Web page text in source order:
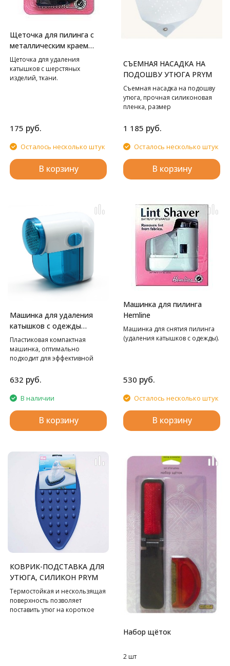
Щеточка для пилинга с
металлическим краем
Hemline
Щеточка для удаления
катышков с шерстяных
изделий, ткани.
175 руб.
Осталось несколько штук
В корзину
СЪЕМНАЯ НАСАДКА НА
ПОДОШВУ УТЮГА PRYM
Съемная насадка на подошву
утюга, прочная силиконовая
пленка, размер
1 185 руб.
Осталось несколько штук
В корзину
Машинка для удаления
катышков с одежды
Hobby&Pro
Пластиковая компактная
машинка, оптимально
подходит для эффективной
мягкой мебели от
скатавшегося ворса. Снабжена
прозрачным отсеком для
катышков, а также
специальной щеточкой.
Поскольку резервуар
прозрачный, то можно без
его наполнения, контейнер
легко снимается и крепится
обратно. Машинка
функционирует от двух
батареек типа АА. Для чистки
лезвий рекомендуется
использовать специальную
щетку, которая поставляется с
устройством.
632 руб.
В наличии
В корзину
Машинка для пилинга
Hemline
Машинка для снятия пилинга
(удаления катышков с одежды).
530 руб.
Осталось несколько штук
В корзину
КОВРИК-ПОДСТАВКА ДЛЯ
УТЮГА, СИЛИКОН PRYM
Термостойкая и нескользящая
поверхность позволяет
поставить утюг на короткое
Набор щёток
2 шт